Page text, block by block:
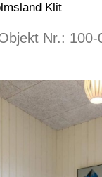
Klit
Nr.: 100-